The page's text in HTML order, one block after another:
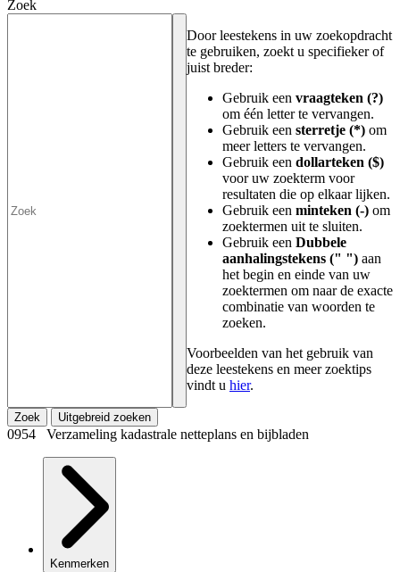
Zoek
Door leestekens in uw zoekopdracht
te gebruiken, zoekt u specifieker of
juist breder:
Gebruik een vraagteken (?)
om één letter te vervangen.
Gebruik een sterretje (*) om
meer letters te vervangen.
Gebruik een dollarteken ($)
voor uw zoekterm voor
resultaten die op elkaar lijken.
Gebruik een minteken (-) om
zoektermen uit te sluiten.
Gebruik een Dubbele
aanhalingstekens (" ") aan
het begin en einde van uw
zoektermen om naar de exacte
combinatie van woorden te
zoeken.
Voorbeelden van het gebruik van
deze leestekens en meer zoektips
vindt u hier.
Zoek Uitgebreid zoeken
0954 Verzameling kadastrale netteplans en bijbladen
Kenmerken